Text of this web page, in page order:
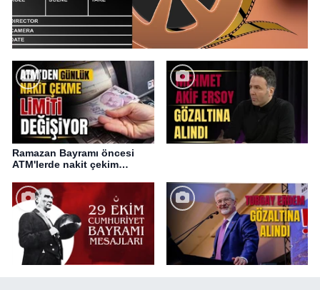
Ramazan Bayramı öncesi
ATM'lerde nakit çekim